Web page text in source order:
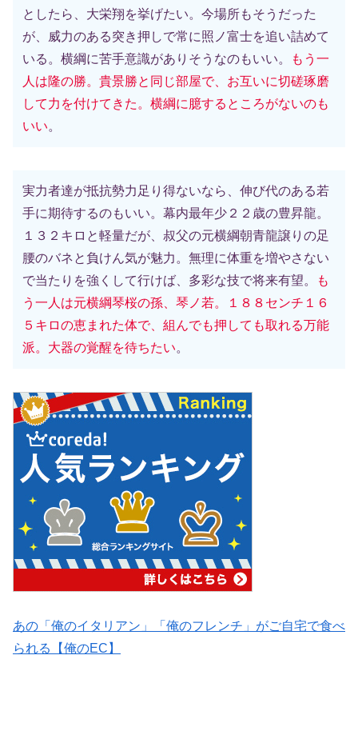
としたら、大栄翔を挙げたい。今場所もそうだった
が、威力のある突き押しで常に照ノ富士を追い詰めて
いる。横綱に苦手意識がありそうなのもいい。
もう一
人は隆の勝。貴景勝と同じ部屋で、お互いに切磋琢磨
して力を付けてきた。横綱に臆するところがないのも
いい。
実力者達が抵抗勢力足り得ないなら、伸び代のある若
手に期待するのもいい。幕内最年少２２歳の豊昇龍。
１３２キロと軽量だが、叔父の元横綱朝青龍譲りの足
腰のバネと負けん気が魅力。無理に体重を増やさない
で当たりを強くして行けば、多彩な技で将来有望。
も
う一人は元横綱琴桜の孫、琴ノ若。１８８センチ１６
５キロの恵まれた体で、組んでも押しても取れる万能
派。大器の覚醒を待ちたい。
あの「俺のイタリアン」「俺のフレンチ」がご自宅で食べ
られる【俺のEC】